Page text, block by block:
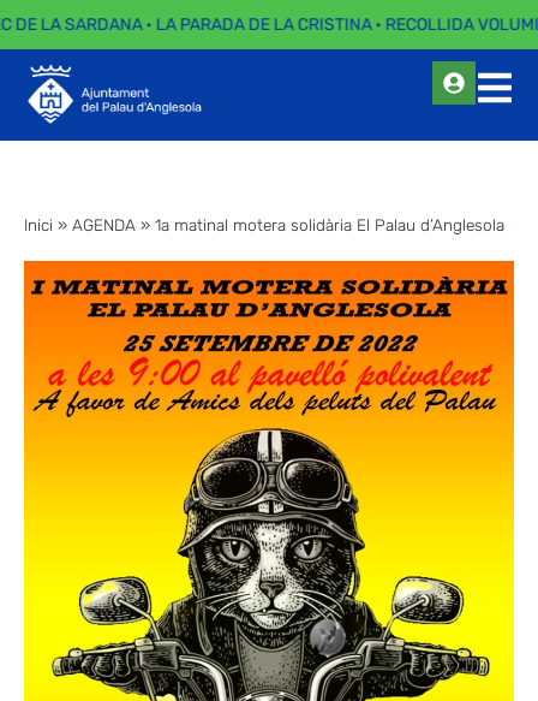
DE LA SARDANA · LA PARADA DE LA CRISTINA · RECOLLIDA
Inici » AGENDA » 1a matinal motera solidària El Palau d’Anglesola